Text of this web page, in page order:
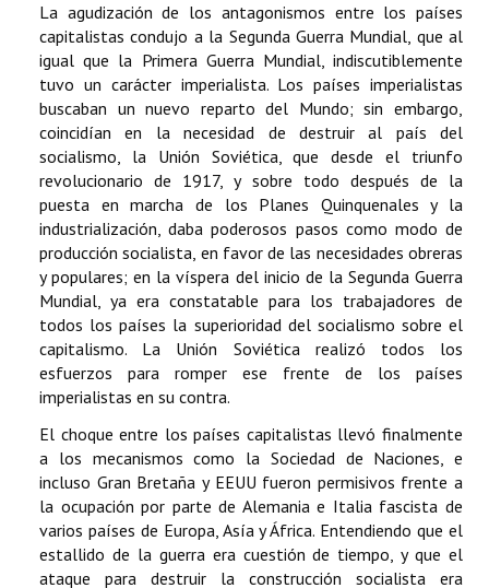
La agudización de los antagonismos entre los países
capitalistas condujo a la Segunda Guerra Mundial, que al
igual que la Primera Guerra Mundial, indiscutiblemente
tuvo un carácter imperialista. Los países imperialistas
buscaban un nuevo reparto del Mundo; sin embargo,
coincidían en la necesidad de destruir al país del
socialismo, la Unión Soviética, que desde el triunfo
revolucionario de 1917, y sobre todo después de la
puesta en marcha de los Planes Quinquenales y la
industrialización, daba poderosos pasos como modo de
producción socialista, en favor de las necesidades obreras
y populares; en la víspera del inicio de la Segunda Guerra
Mundial, ya era constatable para los trabajadores de
todos los países la superioridad del socialismo sobre el
capitalismo. La Unión Soviética realizó todos los
esfuerzos para romper ese frente de los países
imperialistas en su contra.
El choque entre los países capitalistas llevó finalmente
a los mecanismos como la Sociedad de Naciones, e
incluso Gran Bretaña y EEUU fueron permisivos frente a
la ocupación por parte de Alemania e Italia fascista de
varios países de Europa, Asía y África. Entendiendo que el
estallido de la guerra era cuestión de tiempo, y que el
ataque para destruir la construcción socialista era